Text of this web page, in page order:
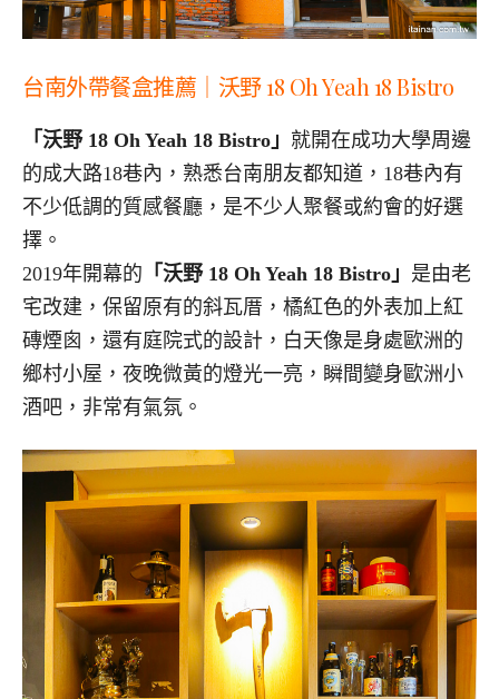
台南外帶餐盒推薦｜沃野 18 Oh Yeah 18 Bistro
「沃野 18 Oh Yeah 18 Bistro」 就開在成功大學周邊
的成大路18巷內，熟悉台南朋友都知道，18巷內有
不少低調的質感餐廳，是不少人聚餐或約會的好選
擇。
2019年開幕的 「沃野 18 Oh Yeah 18 Bistro」 是由老
宅改建，保留原有的斜瓦厝，橘紅色的外表加上紅
磚煙囪，還有庭院式的設計，白天像是身處歐洲的
鄉村小屋，夜晚微黃的燈光一亮，瞬間變身歐洲小
酒吧，非常有氣氛。